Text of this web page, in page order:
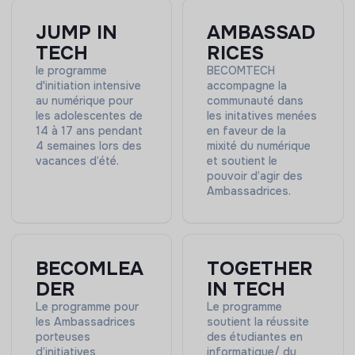
Rémunération : légale selon barème en vigueur.
JUMP IN
TECH
le programme
d'initiation intensive
au numérique pour
les adolescentes de
14 à 17 ans pendant
4 semaines lors des
vacances d’été.
AMBASSAD
RICES
BECOMTECH
accompagne la
communauté dans
les initatives menées
en faveur de la
mixité du numérique
et soutient le
pouvoir d’agir des
Ambassadrices.
BECOMLEA
DER
Le programme pour
les Ambassadrices
porteuses
d’initiatives
TOGETHER
IN TECH
Le programme
soutient la réussite
des étudiantes en
informatique/ du